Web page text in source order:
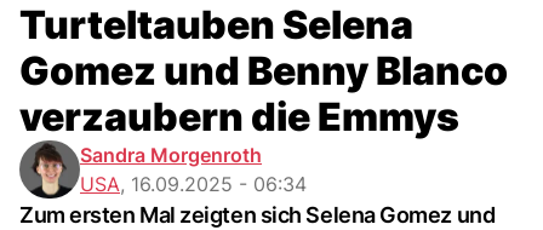
Turteltauben Selena
Gomez und Benny Blanco
verzaubern die Emmys
Sandra Morgenroth
USA, 16.09.2025 - 06:34
Zum ersten Mal zeigten sich Selena Gomez und